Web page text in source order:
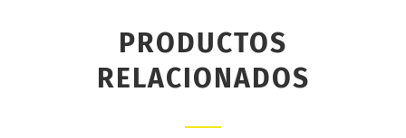
PRODUCTOS
RELACIONADOS